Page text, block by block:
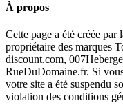
À propos
Cette page a été créée
propriétaire des marques
discount.com,
RueDuDomaine.fr. Si
votre site a été suspendu
violation des conditions